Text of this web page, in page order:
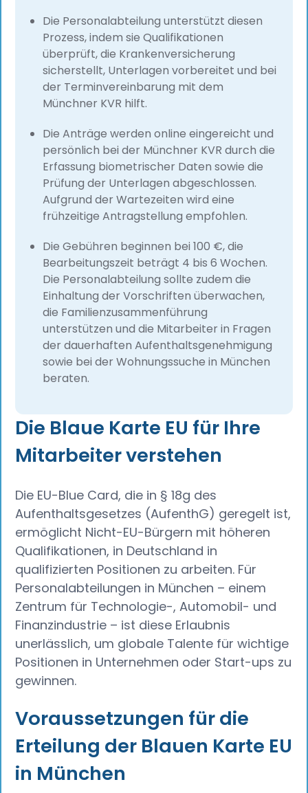
Die Personalabteilung unterstützt diesen
Prozess, indem sie Qualifikationen
überprüft, die Krankenversicherung
sicherstellt, Unterlagen vorbereitet und bei
der Terminvereinbarung mit dem
Münchner KVR hilft.
Die Anträge werden online eingereicht und
persönlich bei der Münchner KVR durch die
Erfassung biometrischer Daten sowie die
Prüfung der Unterlagen abgeschlossen.
Aufgrund der Wartezeiten wird eine
frühzeitige Antragstellung empfohlen.
Die Gebühren beginnen bei 100 €, die
Bearbeitungszeit beträgt 4 bis 6 Wochen.
Die Personalabteilung sollte zudem die
Einhaltung der Vorschriften überwachen,
die Familienzusammenführung
unterstützen und die Mitarbeiter in Fragen
der dauerhaften Aufenthaltsgenehmigung
sowie bei der Wohnungssuche in München
beraten.
Die Blaue Karte EU für Ihre
Mitarbeiter verstehen
Die EU-Blue Card, die in § 18g des
Aufenthaltsgesetzes (AufenthG) geregelt ist,
ermöglicht Nicht-EU-Bürgern mit höheren
Qualifikationen, in Deutschland in
qualifizierten Positionen zu arbeiten. Für
Personalabteilungen in München – einem
Zentrum für Technologie-, Automobil- und
Finanzindustrie – ist diese Erlaubnis
unerlässlich, um globale Talente für wichtige
Positionen in Unternehmen oder Start-ups zu
gewinnen.
Voraussetzungen für die
Erteilung der Blauen Karte EU
in München